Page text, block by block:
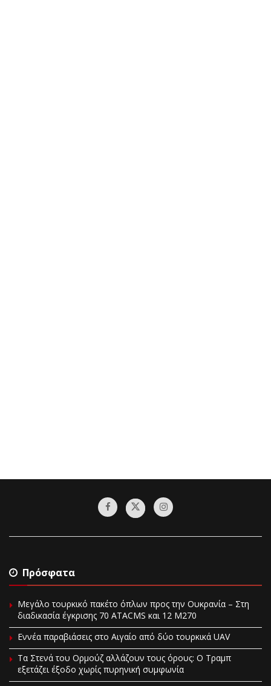
Πρόσφατα
Μεγάλο τουρκικό πακέτο όπλων προς την Ουκρανία – Στη
διαδικασία έγκρισης 70 ATACMS και 12 M270
Εννέα παραβιάσεις στο Αιγαίο από δύο τουρκικά UAV
Τα Στενά του Ορμούζ αλλάζουν τους όρους: Ο Τραμπ
εξετάζει έξοδο χωρίς πυρηνική συμφωνία